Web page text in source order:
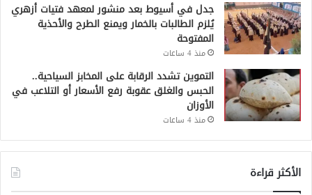
جدل في أسيوط بعد منشور لمعهد فتيات أزهري
يُلزم الطالبات بالخمار ويمنع الطرح والأحذية
المفتوحة
منذ 4 ساعات
التموين تشدد الرقابة على المخابز السياحية..
الحبس والغلق عقوبة رفع الأسعار أو التلاعب في
الأوزان
منذ 4 ساعات
الأكثر قراءة